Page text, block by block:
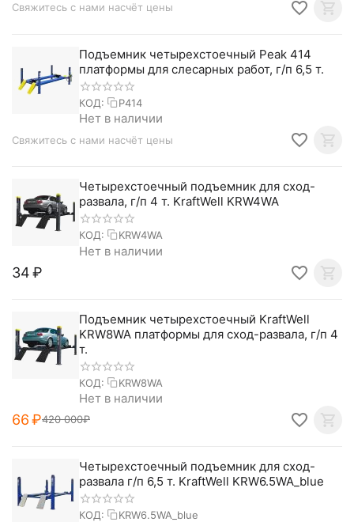
Свяжитесь с нами насчёт цены
Подъемник четырехстоечный Peak 414
платформы для слесарных работ, г/п 6,5 т.
КОД: P414
Нет в наличии
Свяжитесь с нами насчёт цены
Четырехстоечный подъемник для сход-
развала, г/п 4 т. KraftWell KRW4WA
КОД: KRW4WA
Нет в наличии
‍34‍ ₽
Подъемник четырехстоечный KraftWell
KRW8WA платформы для сход-развала, г/п 4
т.
КОД: KRW8WA
Нет в наличии
‍66‍ ₽420 000₽
Четырехстоечный подъемник для сход-
развала г/п 6,5 т. KraftWell KRW6.5WA_blue
КОД: KRW6.5WA_blue